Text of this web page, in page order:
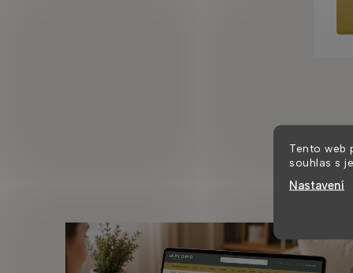
Tento web
souhlas s
Nastavení